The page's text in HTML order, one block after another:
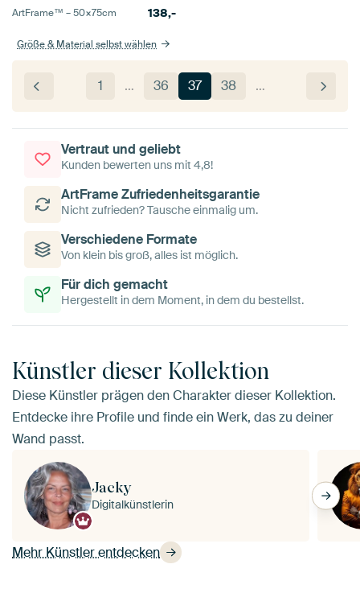
ArtFrame™ –50×75cm 138,-
Größe & Material selbst wählen
1 … 36 37 38 …
Vertraut und geliebt
Kunden bewerten uns mit 4,8!
ArtFrame Zufriedenheitsgarantie
Nicht zufrieden? Tausche einmalig um.
Verschiedene Formate
Von klein bis groß, alles ist möglich.
Für dich gemacht
Hergestellt in dem Moment, in dem du bestellst.
Künstler dieser Kollektion
Diese Künstler prägen den Charakter dieser Kollektion.
Entdecke ihre Profile und finde ein Werk, das zu deiner
Wand passt.
Mehr Künstler entdecken
Jacky
Digitalkünstlerin